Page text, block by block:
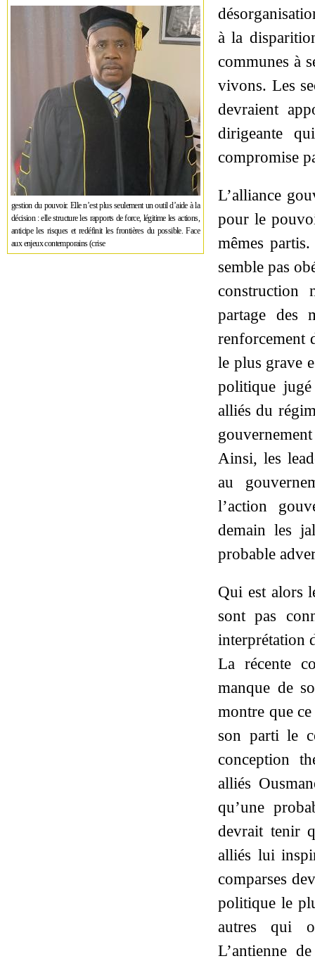
gestion du pouvoir. Elle n’est plus seulement un outil d’aide à la
décision : elle structure les rapports de force, légitime les actions,
anticipe les risques et redéfinit les frontières du possible. Face
aux enjeux contemporains (crise
à la
communes à
vivons. Les
devraient
dirigeante
compromise
L’alliance
pour le
mêmes
semble pas
construction
partage des
renforcement
le plus grave
politique jugé
alliés du
Ainsi, les
au
l’action
demain les
probable
Qui est alors
sont pas
interprétation
La récente
manque de
montre que
son parti le
conception
alliés
qu’une
devrait tenir
alliés lui
comparses
politique le
autres qui
L’antienne